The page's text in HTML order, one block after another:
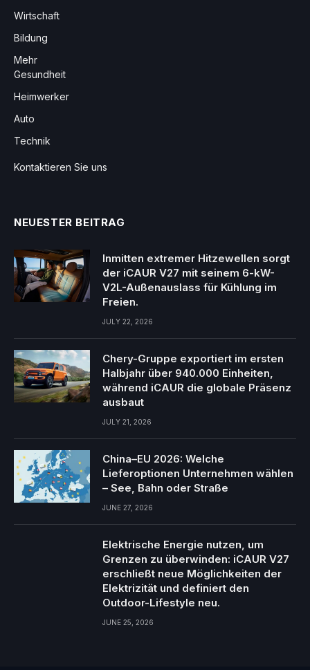
Wirtschaft
Bildung
Mehr
Gesundheit
Heimwerker
Auto
Technik
Kontaktieren Sie uns
NEUESTER BEITRAG
Inmitten extremer Hitzewellen sorgt
der iCAUR V27 mit seinem 6-kW-
V2L-Außenauslass für Kühlung im
Freien.
JULY 22, 2026
Chery-Gruppe exportiert im ersten
Halbjahr über 940.000 Einheiten,
während iCAUR die globale Präsenz
ausbaut
JULY 21, 2026
China–EU 2026: Welche
Lieferoptionen Unternehmen wählen
– See, Bahn oder Straße
JUNE 27, 2026
Elektrische Energie nutzen, um
Grenzen zu überwinden: iCAUR V27
erschließt neue Möglichkeiten der
Elektrizität und definiert den
Outdoor-Lifestyle neu.
JUNE 25, 2026